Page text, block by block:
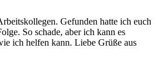
Gefunden hatte ich euch
So schade, aber ich kann es
ich helfen kann. Liebe Grüße aus